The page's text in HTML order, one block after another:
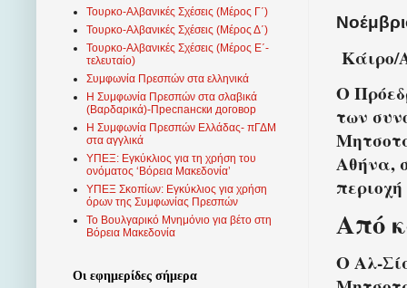
Κάιρο/
Ο
των
Αθήνα,
Από
Ο Αλ-
Τουρκο-Αλβανικές Σχέσεις (Μέρος Γ΄)
Τουρκο-Αλβανικές Σχέσεις (Μέρος Δ΄)
Τουρκο-Αλβανικές Σχέσεις (Μέρος Ε΄-
τελευταίο)
Συμφωνία Πρεσπών στα ελληνικά
Η Συμφωνία Πρεσπών στα σλαβικά
(Βαρδαρικά)-Преспански договор
Η Συμφωνία Πρεσπών Ελλάδας- πΓΔΜ
στα αγγλικά
ΥΠΕΞ: Εγκύκλιος για τη χρήση του
ονόματος ‘Βόρεια Μακεδονία’
ΥΠΕΞ Σκοπίων: Εγκύκλιος για χρήση
όρων της Συμφωνίας Πρεσπών
Το Βουλγαρικό Μνημόνιο για βέτο στη
Βόρεια Μακεδονία
Οι εφημερίδες σήμερα